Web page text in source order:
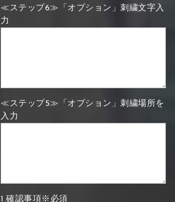
≪ステップ6≫「オプション」刺繍文字入
力
≪ステップ5≫「オプション」刺繍場所を
入力
1.確認事項※必須